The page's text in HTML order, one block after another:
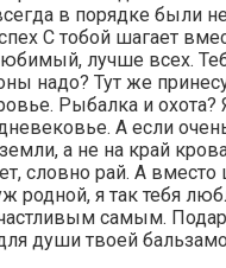
в порядке были
С тобой шагает
лучше всех.
надо? Тут же
Рыбалка и охота?
А если
а не на край
словно рай. А
родной, я так тебя
самым.
души твоей